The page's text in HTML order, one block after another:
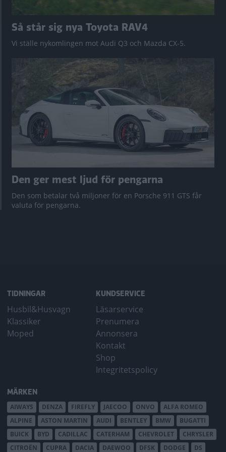
Så står sig nya Toyota RAV4
Vi ställe nykomlingen mot Audi Q3 och Mazda CX-5.
Den ger mest ljud för pengarna
Den som betalar två miljoner för en Porsche 911 GTS får
valuta för pengarna.
TIDNINGAR
Husbil&Husvagn
Klassiker
Moped
KUNDSERVICE
Läsarservice
Prenumera
Annonsera
Kontakt
Shop
Integritetspolicy
MÄRKEN
AIWAYS DENZA FIREFLY JAECOO ONVO
ALFA ROMEO
ALPINE
ASTON MARTIN AUDI BENTLEY BMW
BUGATTI
BUICK
BYD CADILLAC CATERHAM CHEVROLET
CHRYSLER
CITROËN
CUPRA DACIA DAEWOO DFSK DODGE DS